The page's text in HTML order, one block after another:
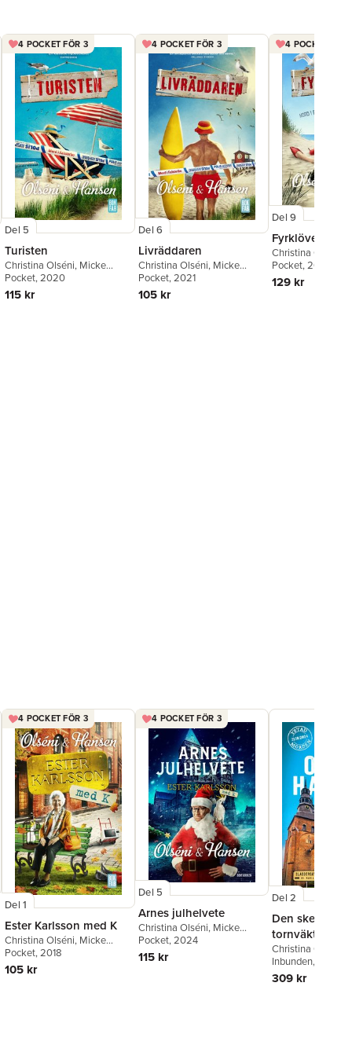
4 POCKET FÖR 3
Del 5
Turisten
Christina Olséni, Micke
Hansen
Pocket, 2020
115 kr
4 POCKET FÖR 3
Del 6
Livräddaren
Christina Olséni, Micke
Hansen
Pocket, 2021
105 kr
4 POCKET FÖR
Del 9
Fyrklövern
Christina Olséni
Hansen
Pocket, 2025
129 kr
4 POCKET FÖR 3
Del 1
Ester Karlsson med K
Christina Olséni, Micke
Hansen
Pocket, 2018
105 kr
4 POCKET FÖR 3
Del 5
Arnes julhelvete
Christina Olséni, Micke
Hansen
Pocket, 2024
115 kr
Del 2
Den
tornväktaren
Christina Olséni
Hansen
Inbunden, 2024
309 kr